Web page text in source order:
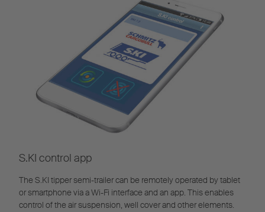
S.KI control app
The S.KI tipper semi-trailer can be remotely operated by tablet
or smartphone via a Wi-Fi interface and an app. This enables
control of the air suspension, well cover and other elements.